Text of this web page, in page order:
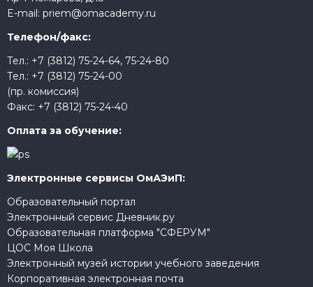
E-mail: priem@omacademy.ru
Телефон/факс:
Тел.: +7 (3812) 75-24-64, 75-24-80
Тел.: +7 (3812) 75-24-00
(пр. комиссия)
Факс: +7 (3812) 75-24-40
Оплата за обучение:
Электронные сервисы ОмАЭиП:
Образовательный портал
Электронный сервис Дневник.ру
Образовательная платформа "СФЕРУМ"
ЦОС Моя Школа
Электронный музей истории учебного заведения
Корпоративная электронная почта